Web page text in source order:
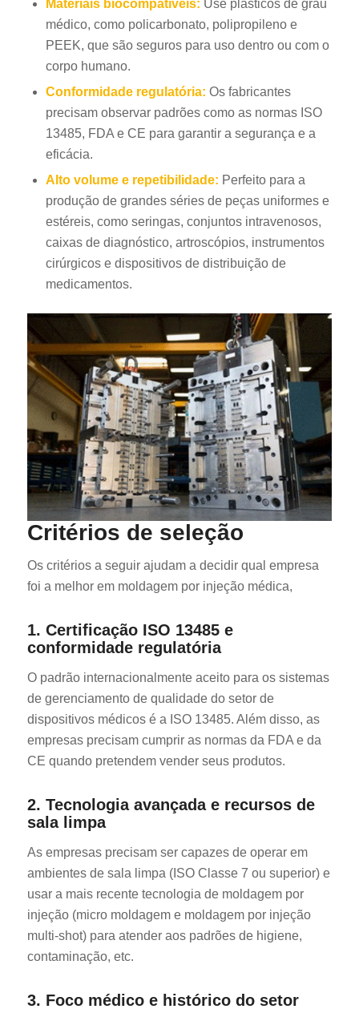
Materiais biocompatíveis: Use plásticos de grau
médico, como policarbonato, polipropileno e
PEEK, que são seguros para uso dentro ou com o
corpo humano.
Conformidade regulatória: Os fabricantes
precisam observar padrões como as normas ISO
13485, FDA e CE para garantir a segurança e a
eficácia.
Alto volume e repetibilidade: Perfeito para a
produção de grandes séries de peças uniformes e
estéreis, como seringas, conjuntos intravenosos,
caixas de diagnóstico, artroscópios, instrumentos
cirúrgicos e dispositivos de distribuição de
medicamentos.
Critérios de seleção
Os critérios a seguir ajudam a decidir qual empresa
foi a melhor em moldagem por injeção médica,
1. Certificação ISO 13485 e
conformidade regulatória
O padrão internacionalmente aceito para os sistemas
de gerenciamento de qualidade do setor de
dispositivos médicos é a ISO 13485. Além disso, as
empresas precisam cumprir as normas da FDA e da
CE quando pretendem vender seus produtos.
2. Tecnologia avançada e recursos de
sala limpa
As empresas precisam ser capazes de operar em
ambientes de sala limpa (ISO Classe 7 ou superior) e
usar a mais recente tecnologia de moldagem por
injeção (micro moldagem e moldagem por injeção
multi-shot) para atender aos padrões de higiene,
contaminação, etc.
3. Foco médico e histórico do setor